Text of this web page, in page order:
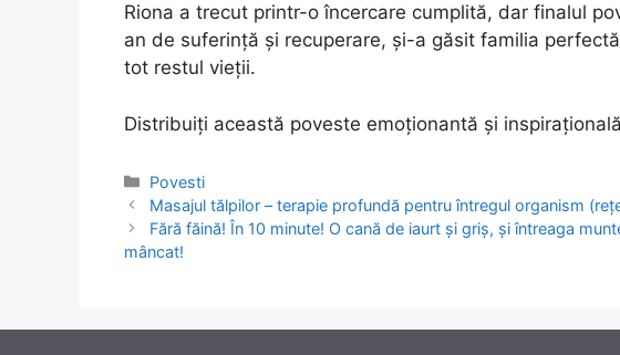
Riona a trecut printr-o încercare cumplită, dar finalul
an de suferință și recuperare, și-a găsit familia
tot restul vieții.
Distribuiți această poveste emoționantă și
Categories
Povesti
Post
navigation
Masajul tălpilor – terapie profundă pentru întregul organism
Fără făină! În 10 minute! O cană de iaurt și griș, și întreaga
mâncat!